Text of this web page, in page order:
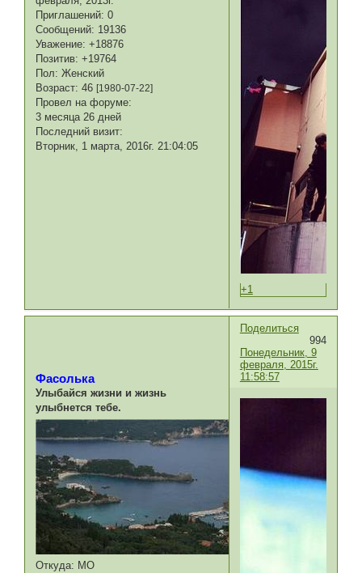
Приглашений: 0
Сообщений: 19136
Уважение: +18876
Позитив: +19764
Пол: Женский
Возраст: 46[1980-07-22]
Провел на форуме:
3 месяца 26 дней
Последний визит:
Вторник, 1 марта, 2016г. 21:04:05
+1
Поделиться
994
Понедельник, 9
февраля, 2015г.
11:58:57
Фасолька
Улыбайся жизни и жизнь
улыбнется тебе.
Откуда: МО